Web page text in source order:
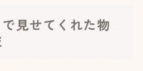
で見せてくれた物